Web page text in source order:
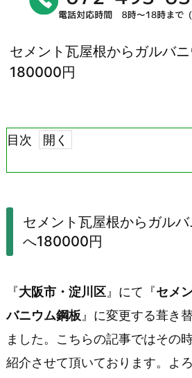
セメント瓦屋根からガルバ
180000円
目次
メ
ン
瓦
屋
根
セメント瓦屋根からガル
へ180000円
『大阪市・淀川区 』にて『セメ
バニウム鋼板 』に変更する葺き
ました。こちらの記事ではその
紹介させて頂いております。よ